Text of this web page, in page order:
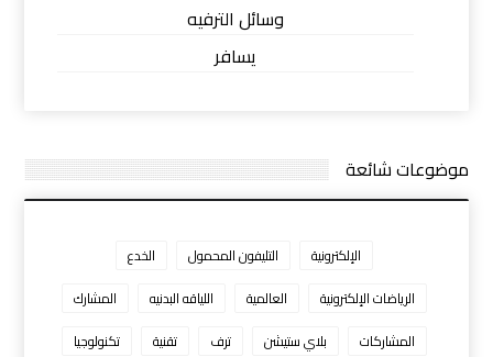
وسائل الترفيه
يسافر
موضوعات شائعة
الإلكترونية التليفون المحمول
الخدع
الرياضات الإلكترونية
العالمية اللياقه البدنيه
المشارك
المشاركات
بلاي ستيشن ترف تقنية
تكنولوجيا